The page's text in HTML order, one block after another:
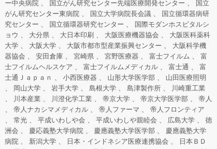
ー中央病院
国立がん研究センター先端医療開発センター
国立
がん研究センター東病院
国立大学病院長会議
国立循環器病研
究センター
国立循環器研究センター
国際モダンホスピタルシ
ョウ
大分県 大日本印刷 大阪医療機器協会
大阪医科薬科
大学
大阪大学 大阪市都市型産業振興センター
大阪科学機
器協会
安田倉庫 宮崎県 宮野医療器 富士フイルム
富
士フイルムヘルスケア
富士フイルムメディカル 富士通
富
士通Ｊａｐａｎ
小西医療器 山形大学医学部
山田医療照明
岡山大学
岩手大学 島根大学 島津製作所
川崎重工業
川本産業
川澄化学工業 帝京大学 帝京大学医学部
帝人
帝人ナカシマメディカル
帝人ファーマ
帝人フロンティア
常光
平成いわしや会 平成いわしや親睦会 広島大学
徳
洲会
慶応義塾大学病院 慶應義塾大学医学部
慶應義塾大学
病院
新潟大学 日本・インドネシア医療連携協会
日本ＢＤ